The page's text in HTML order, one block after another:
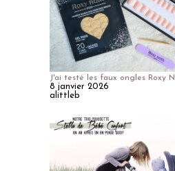
J'ai testé les faux ongles Roxy
8 janvier 2026
alittleb